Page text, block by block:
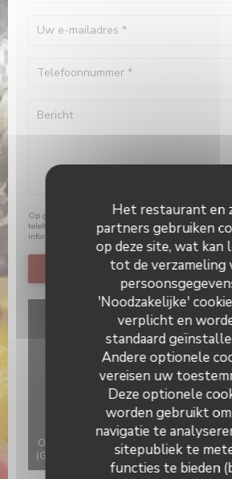
Het restaurant en
partners gebruiken
op deze site, wat kan
tot de verzameling
'Noodzakelijke'
verplicht en
standaard
Andere optionele
vereisen uw
Deze optionele
worden gebruikt
navigatie te
sitepubliek te
functies te bieden
Op grond van de privacywetgeving heeft u het recht
telefonische marketing via het Bel-me-niet Register:
informatie over hoe wij uw gegevens verwerken, zie ons
Om de interactieve Waze-kaart weer te
(Google) cookies accepteren. Deze
locatiegegevens verzamelen.